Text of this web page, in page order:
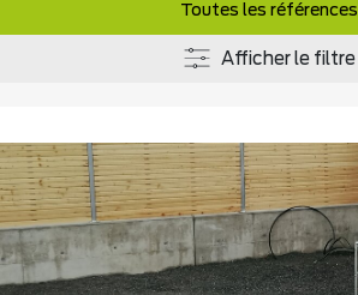
Toutes les références
Afficher le filtre